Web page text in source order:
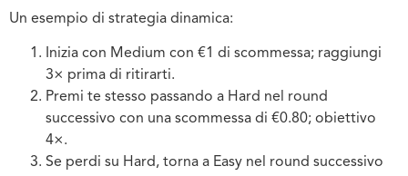
Un esempio di strategia dinamica:
Inizia con Medium con €1 di scommessa; raggiungi
3× prima di ritirarti.
Premi te stesso passando a Hard nel round
successivo con una scommessa di €0.80; obiettivo
4×.
Se perdi su Hard, torna a Easy nel round successivo